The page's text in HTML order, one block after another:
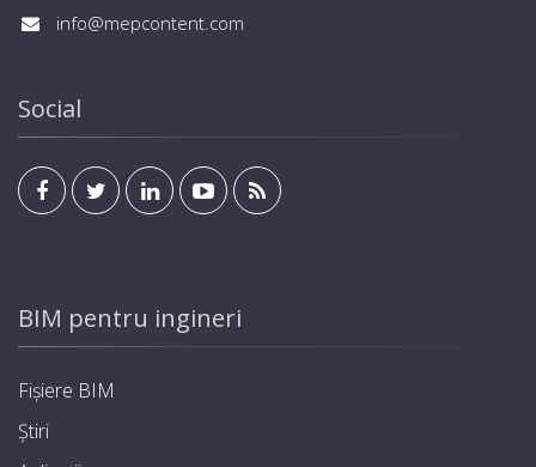
info@mepcontent.com
Social
BIM pentru ingineri
Fișiere BIM
Știri